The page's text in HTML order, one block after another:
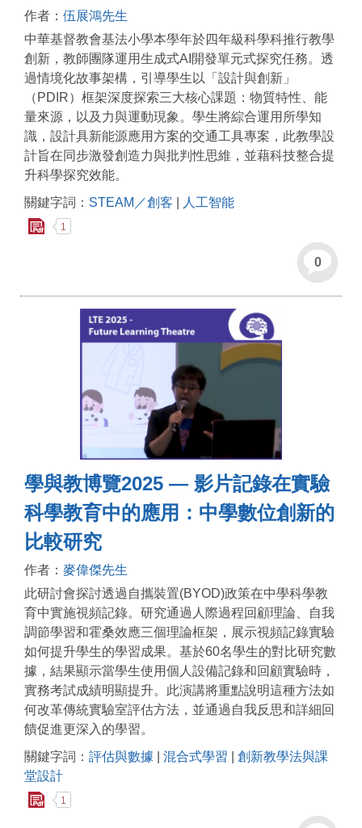
作者： 伍展鴻先生
中華基督教會基法小學本學年於四年級科學科推行教學
創新，教師團隊運用生成式AI開發單元式探究任務。透
過情境化故事架構，引導學生以「設計與創新」
（PDIR）框架深度探索三大核心課題：物質特性、能
量來源，以及力與運動現象。學生將綜合運用所學知
識，設計具新能源應用方案的交通工具專案，此教學設
計旨在同步激發創造力與批判性思維，並藉科技整合提
升科學探究效能。
關鍵字詞： STEAM／創客 人工智能
1
0
學與教博覽2025 — 影片記錄在實驗
科學教育中的應用：中學數位創新的
比較研究
作者： 麥偉傑先生
此研討會探討透過自攜裝置(BYOD)政策在中學科學教
育中實施視頻記錄。研究通過人際過程回顧理論、自我
調節學習和霍桑效應三個理論框架，展示視頻記錄實驗
如何提升學生的學習成果。基於60名學生的對比研究數
據，結果顯示當學生使用個人設備記錄和回顧實驗時，
實務考試成績明顯提升。此演講將重點說明這種方法如
何改革傳統實驗室評估方法，並通過自我反思和詳細回
饋促進更深入的學習。
關鍵字詞： 評估與數據 混合式學習
創新教學法與課
堂設計
1